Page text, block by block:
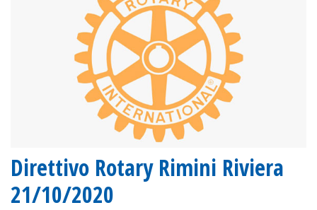
Direttivo Rotary Rimini Riviera
21/10/2020